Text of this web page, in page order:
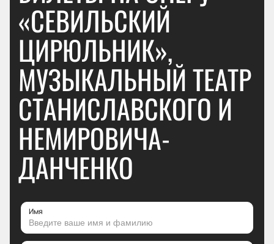
«СЕВИЛЬСКИЙ
ЦИРЮЛЬНИК»,
МУЗЫКАЛЬНЫЙ ТЕАТР
СТАНИСЛАВСКОГО И
НЕМИРОВИЧА-
ДАНЧЕНКО
Имя